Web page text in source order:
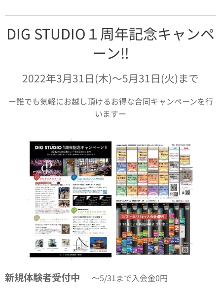
DIG STUDIO１周年記念キャンペ
ーン‼️
2022年3月31日(木)〜5月31日(火)まで
ー誰でも気軽にお越し頂けるお得な合同キャンペーンを行
いますー
新規体験者受付中✨
〜5/31まで入会金0円